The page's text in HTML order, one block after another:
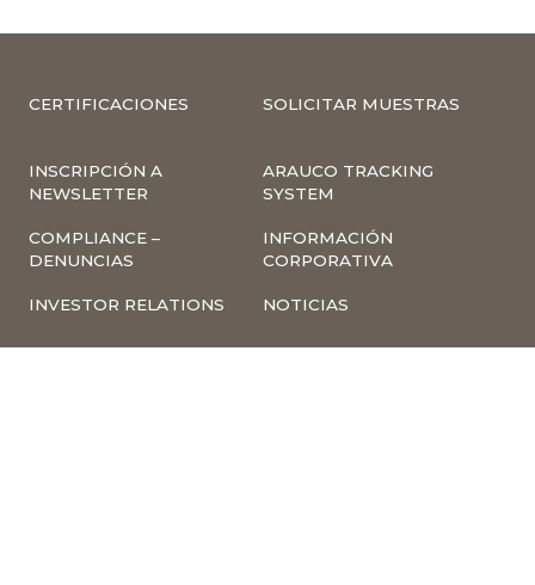
CERTIFICACIONES SOLICITAR MUESTRAS
INSCRIPCIÓN A
NEWSLETTER
ARAUCO TRACKING
SYSTEM
COMPLIANCE –
DENUNCIAS
INFORMACIÓN
CORPORATIVA
INVESTOR RELATIONS NOTICIAS